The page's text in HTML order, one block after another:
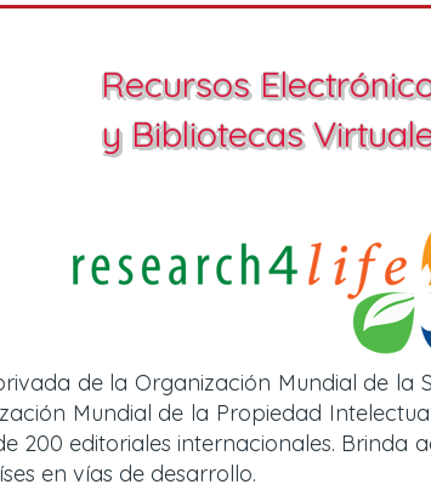
Recursos
y Bibliotecas
de la Organización Mundial de la
Mundial de la Propiedad
200 editoriales internacionales.
en vías de desarrollo.